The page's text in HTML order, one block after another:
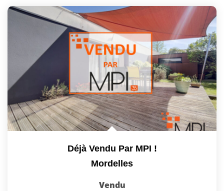
Déjà Vendu Par MPI !
Mordelles
Vendu